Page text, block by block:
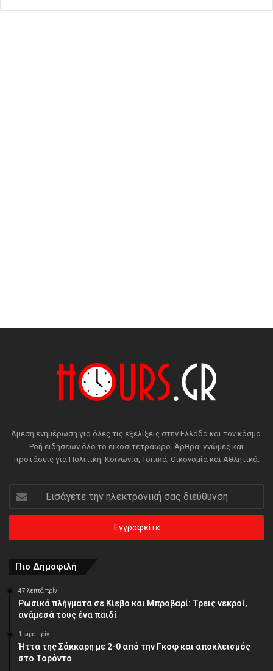
Άμεση ενημέρωση για όλες τις εξελίξεις στην Ελλάδα και τον κόσμο.
Ροή ειδήσεων όλο το εικοσιτετράωρο. Άρθρα, γνώμες και
προτάσεις για Πολιτική, Κοινωνία, Τοπικά, Οικονομία και Αθλητικά.
την
ηλεκτρονική
διεύθυνση
Πιο Δημοφιλή
47 λεπτά πρίν
Ρωσικά πλήγματα σε Κίεβο και Μπροβαρί: Τρεις νεκροί,
ανάμεσά τους ένα παιδί
1 ώρα πρίν
Ήττα της Σάκκαρη με 2-0 από την Γκοφ και αποκλεισμός
στο Τορόντο